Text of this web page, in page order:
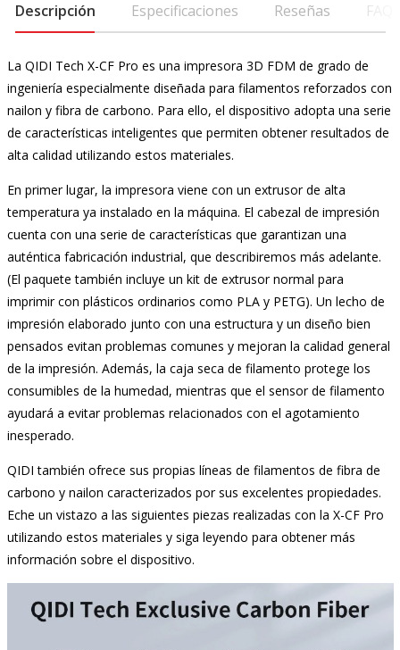
Descripción Especificaciones Reseñas FAQ
La QIDI Tech X-CF Pro es una impresora 3D FDM de grado de
ingeniería especialmente diseñada para filamentos reforzados con
nailon y fibra de carbono. Para ello, el dispositivo adopta una serie
de características inteligentes que permiten obtener resultados de
alta calidad utilizando estos materiales.
En primer lugar, la impresora viene con un extrusor de alta
temperatura ya instalado en la máquina. El cabezal de impresión
cuenta con una serie de características que garantizan una
auténtica fabricación industrial, que describiremos más adelante.
(El paquete también incluye un kit de extrusor normal para
imprimir con plásticos ordinarios como PLA y PETG). Un lecho de
impresión elaborado junto con una estructura y un diseño bien
pensados evitan problemas comunes y mejoran la calidad general
de la impresión. Además, la caja seca de filamento protege los
consumibles de la humedad, mientras que el sensor de filamento
ayudará a evitar problemas relacionados con el agotamiento
inesperado.
QIDI también ofrece sus propias líneas de filamentos de fibra de
carbono y nailon caracterizados por sus excelentes propiedades.
Eche un vistazo a las siguientes piezas realizadas con la X-CF Pro
utilizando estos materiales y siga leyendo para obtener más
información sobre el dispositivo.